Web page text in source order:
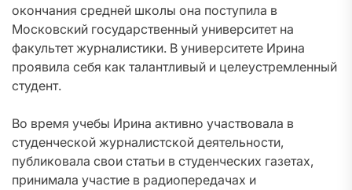
окончания средней школы она поступила в
Московский государственный университет на
факультет журналистики. В университете Ирина
проявила себя как талантливый и целеустремленный
студент.
Во время учебы Ирина активно участвовала в
студенческой журналистской деятельности,
публиковала свои статьи в студенческих газетах,
принимала участие в радиопередачах и